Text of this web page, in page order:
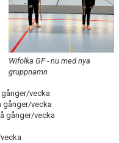
Wifolka GF - nu med nya
gruppnamn
gånger/vecka
gånger/vecka
gånger/vecka